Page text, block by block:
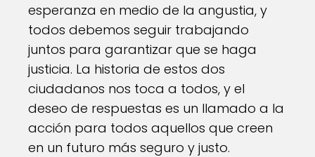
esperanza en medio de la angustia, y
todos debemos seguir trabajando
juntos para garantizar que se haga
justicia. La historia de estos dos
ciudadanos nos toca a todos, y el
deseo de respuestas es un llamado a la
acción para todos aquellos que creen
en un futuro más seguro y justo.